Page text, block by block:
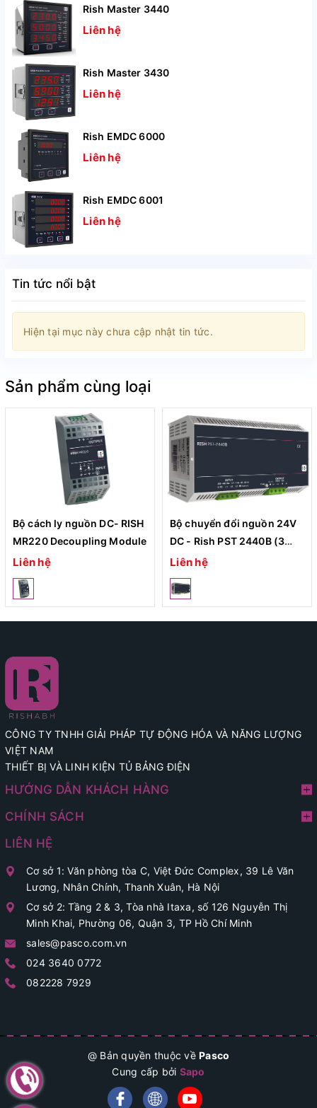
Rish Master 3440
Liên hệ
Rish Master 3430
Liên hệ
Rish EMDC 6000
Liên hệ
Rish EMDC 6001
Liên hệ
Tin tức nổi bật
Hiện tại mục này chưa cập nhật tin tức.
Sản phẩm cùng loại
Bộ cách ly nguồn DC- RISH
MR220 Decoupling Module
Liên hệ
Bộ chuyển đổi nguồn 24V
DC - Rish PST 2440B (3
Phase)
Liên hệ
CÔNG TY TNHH GIẢI PHÁP TỰ ĐỘNG HÓA VÀ NĂNG LƯỢNG
VIỆT NAM
THIẾT BỊ VÀ LINH KIỆN TỦ BẢNG ĐIỆN
HƯỚNG DẪN KHÁCH HÀNG
CHÍNH SÁCH
LIÊN HỆ
Cơ sở 1: Văn phòng tòa C, Việt Đức Complex, 39 Lê Văn
Lương, Nhân Chính, Thanh Xuân, Hà Nội
Cơ sở 2: Tầng 2 & 3, Tòa nhà Itaxa, số 126 Nguyễn Thị
Minh Khai, Phường 06, Quận 3, TP Hồ Chí Minh
sales@pasco.com.vn
024 3640 0772
082228 7929
@ Bản quyền thuộc về Pasco
Cung cấp bởi Sapo